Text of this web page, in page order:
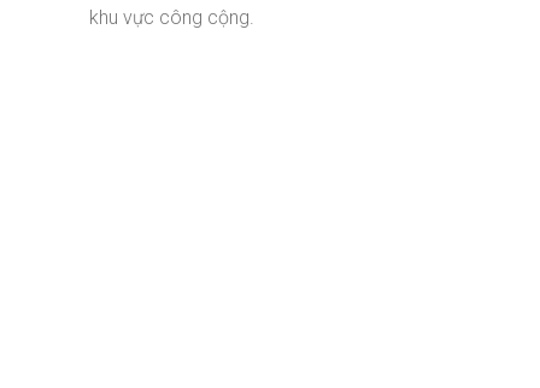
khu vực công cộng.